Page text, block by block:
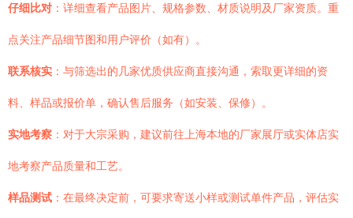
仔细比对 ：详细查看产品图片、规格参数、材质说明及厂家资质。重
点关注产品细节图和用户评价（如有）。
联系核实 ：与筛选出的几家优质供应商直接沟通，索取更详细的资
料、样品或报价单，确认售后服务（如安装、保修）。
实地考察 ：对于大宗采购，建议前往上海本地的厂家展厅或实体店实
地考察产品质量和工艺。
样品测试 ：在最终决定前，可要求寄送小样或测试单件产品，评估实